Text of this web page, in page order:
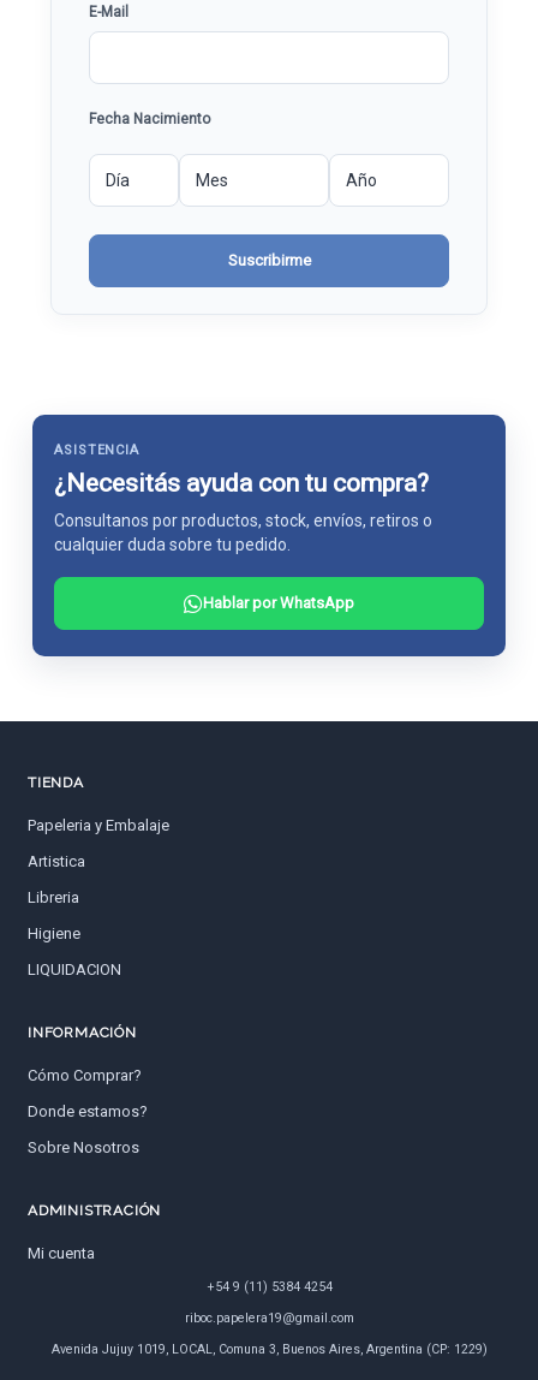
E-Mail
Fecha Nacimiento
ASISTENCIA
¿Necesitás ayuda con tu compra?
Consultanos por productos, stock, envíos, retiros o
cualquier duda sobre tu pedido.
Hablar por WhatsApp
TIENDA
Papeleria y Embalaje
Artistica
Libreria
Higiene
LIQUIDACION
INFORMACIÓN
Cómo Comprar?
Donde estamos?
Sobre Nosotros
ADMINISTRACIÓN
Mi cuenta
+54 9 (11) 5384 4254
riboc.papelera19@gmail.com
Avenida Jujuy 1019, LOCAL, Comuna 3, Buenos Aires, Argentina (CP: 1229)